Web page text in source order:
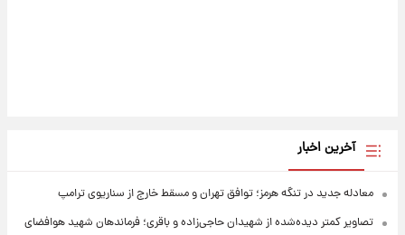
آخرین اخبار
معادله جدید در تنگه هرمز؛ توافق تهران و مسقط خارج از سناریوی ترامپ
تصاویر کمتر دیده‌شده از شهیدان حاجی‌زاده و باقری؛ فرماندهان شهید هوافضای